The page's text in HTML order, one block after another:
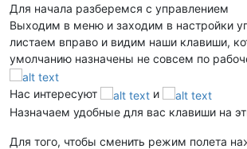
Для начала разберемся с управлением
Выходим в меню и заходим в настройки
листаем вправо и видим наши клавиши,
умолчанию назначены не совсем по
Нас интересуют
и
Назначаем удобные для вас клавиши на
Для того, чтобы сменить режим полета